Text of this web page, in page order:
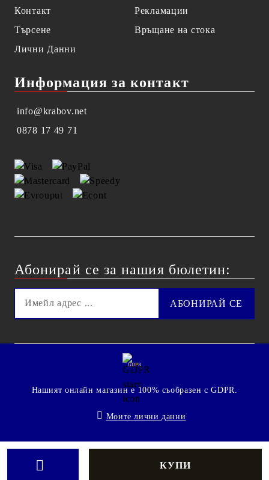
Контакт
Търсене
Лични Данни
Рекламации
Връщане на стока
Информация за контакт
info@krabov.net
0878 17 49 71
Абонирай се за нашия бюлетин:
GDPR
Нашият онлайн магазин е 100% съобразен с GDPR.
Моите лични данни